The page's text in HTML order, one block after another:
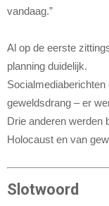
vandaag.”
Al op de eerste
planning duidelijk.
geweldsdrang – er
Drie anderen werden
Holocaust en van
Slotwoord